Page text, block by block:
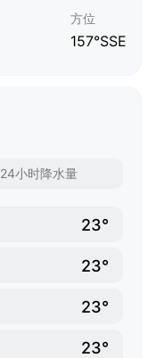
方位
157°SSE
24小时降水量
23°
23°
23°
23°